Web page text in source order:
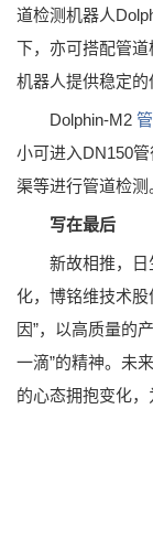
道检测机器人
下，亦可搭配管
机器人提供稳定的
Dolphin-M2
小可进入DN150
渠等进行管道检测
写在最后
新故相推，日
化，博铭维技术
因”，以高质量的
一滴”的精神。未
的心态拥抱变化，